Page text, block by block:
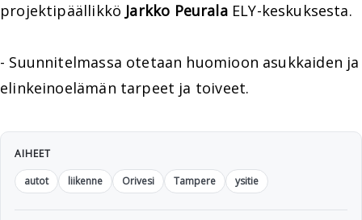
projektipäällikkö Jarkko PeuralaELY-keskuksesta.
- Suunnitelmassa otetaan huomioon asukkaiden ja
elinkeinoelämän tarpeet ja toiveet.
AIHEET
autot
liikenne Orivesi Tampere ysitie